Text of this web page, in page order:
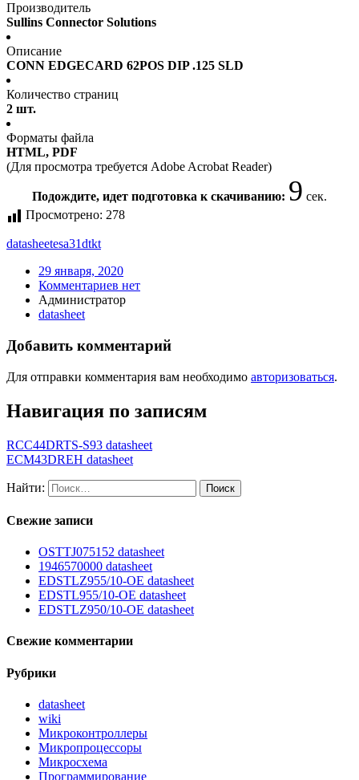
Производитель
Sullins Connector Solutions
Описание
CONN EDGECARD 62POS DIP .125 SLD
Количество страниц
2 шт.
Форматы файла
HTML, PDF
(Для просмотра требуется Adobe Acrobat Reader)
Подождите, идет подготовка к скачиванию: 9 сек.
Просмотрено: 278
datasheetesa31dtkt
29 января, 2020
Комментариев нет
Администратор
datasheet
Добавить комментарий
Для отправки комментария вам необходимо авторизоваться.
Навигация по записям
RCC44DRTS-S93 datasheet
ECM43DREH datasheet
Найти:
Свежие записи
OSTTJ075152 datasheet
1946570000 datasheet
EDSTLZ955/10-OE datasheet
EDSTL955/10-OE datasheet
EDSTLZ950/10-OE datasheet
Свежие комментарии
Рубрики
datasheet
wiki
Микроконтроллеры
Микропроцессоры
Микросхема
Программирование